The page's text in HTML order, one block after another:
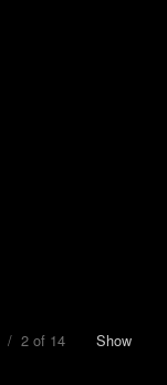
/ 2 of 14 Show